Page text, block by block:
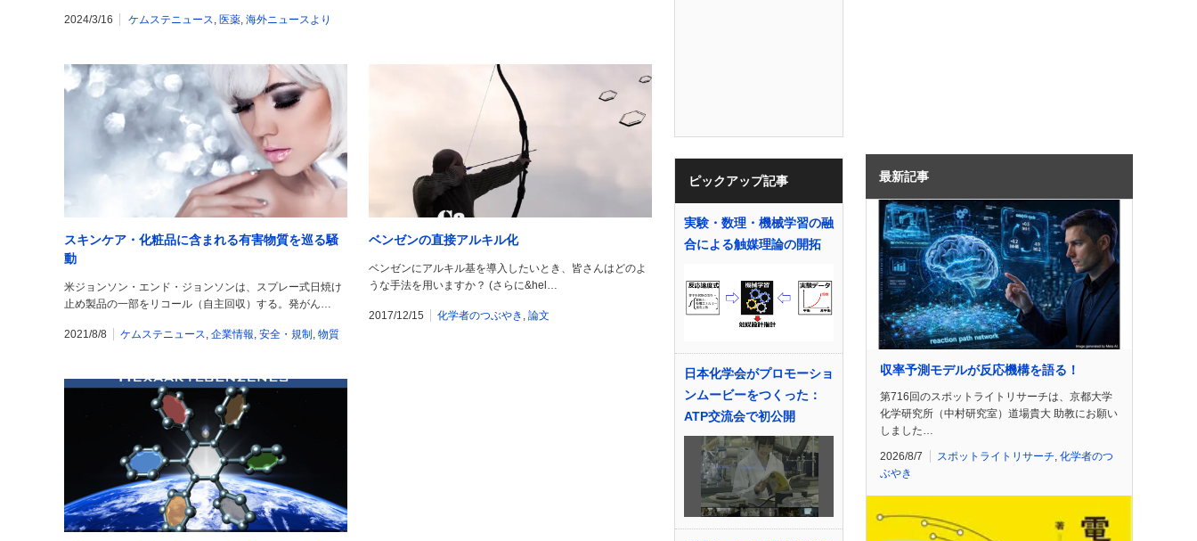
2024/3/16 ケムステニュース, 医薬, 海外ニュースより
スキンケア・化粧品に含まれる有害物質を巡る騒
動
米ジョンソン・エンド・ジョンソンは、スプレー式日焼け
止め製品の一部をリコール（自主回収）する。発がん…
2021/8/8 ケムステニュース, 企業情報, 安全・規制 , 物質
ベンゼンの直接アルキル化
ベンゼンにアルキル基を導入したいとき、皆さんはどのよ
うな手法を用いますか？ (さらに&hel…
2017/12/15 化学者のつぶやき , 論文
ピックアップ記事
実験・数理・機械学習の融
合による触媒理論の開拓
日本化学会がプロモーショ
ンムービーをつくった：
ATP交流会で初公開
最新記事
収率予測モデルが反応機構を語る！
第716回のスポットライトリサーチは、京都大学
化学研究所（中村研究室）道場貴大 助教にお願い
しました…
2026/8/7 スポットライトリサーチ 化学者のつ
ぶやき